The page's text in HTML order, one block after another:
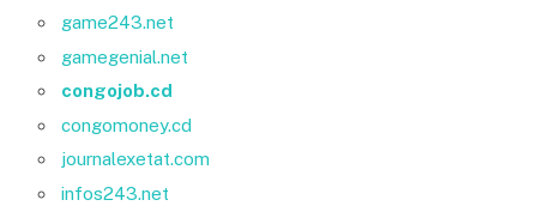
game243.net
gamegenial.net
congojob.cd
congomoney.cd
journalexetat.com
infos243.net